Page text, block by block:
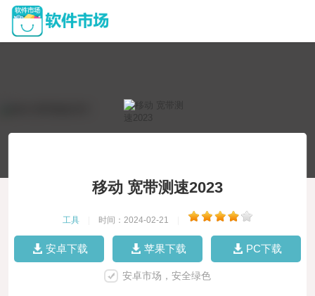
移动 宽带测速2023
工具 时间：2024-02-21
安卓下载 苹果下载 PC下载
安卓市场，安全绿色